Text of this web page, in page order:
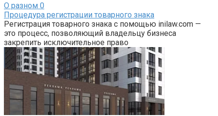
О разном 0
Процедура регистрации товарного знака
Регистрация товарного знака с помощью inilaw.com —
это процесс, позволяющий владельцу бизнеса
закрепить исключительное право